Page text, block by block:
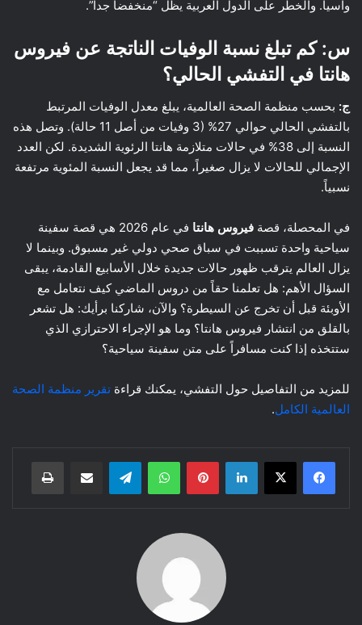
وآسيا. والخطر على الدول العربية يظل “منخفضاً جداً”.
س: كم تبلغ نسبة الوفيات الناتجة عن فيروس
هانتا في التفشي الحالي؟
ج: بحسب منظمة الصحة العالمية، يبلغ معدل الوفيات المرتبط
بالتفشي الحالي حوالي 27% (3 وفيات من أصل 11 حالة). وتصل هذه
النسبة إلى 38% في حالات متلازمة هانتا الرئوية الشديدة. لكن العدد
الإجمالي للحالات لا يزال صغيراً، مما قد يجعل النسبة المئوية مرتفعة
نسبياً.
في المحصلة، قصة فيروس هانتا
في عام 2026 هي قصة سفينة
سياحية واحدة تسببت في سباق صحي دولي غير مسبوق. وبينما لا
يزال العالم يترقب ظهور حالات جديدة خلال الأسابيع القادمة، يبقى
السؤال الأهم: هل تعلمنا حقاً من دروس الماضي كيف نتعامل مع
الأوبئة قبل أن تخرج عن السيطرة؟ والآن، شاركنا برأيك: هل تشعر
بالقلق من انتشار فيروس هانتا؟ وما هو الإجراء الاحترازي الذي
ستتخذه إذا كنت مسافراً على متن سفينة سياحية؟
للمزيد من التفاصيل حول التفشي، يمكنك قراءة تقرير منظمة الصحة
العالمية الكامل.
لينكدإن بينتيريست واتساب